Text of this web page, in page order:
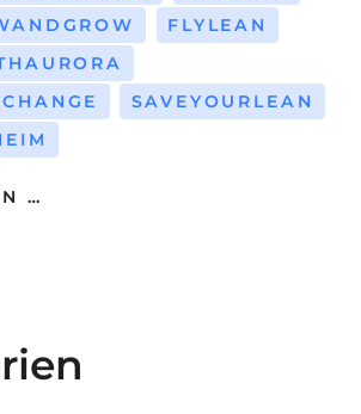
FLYLEAN
SAVEYOURLEAN
…